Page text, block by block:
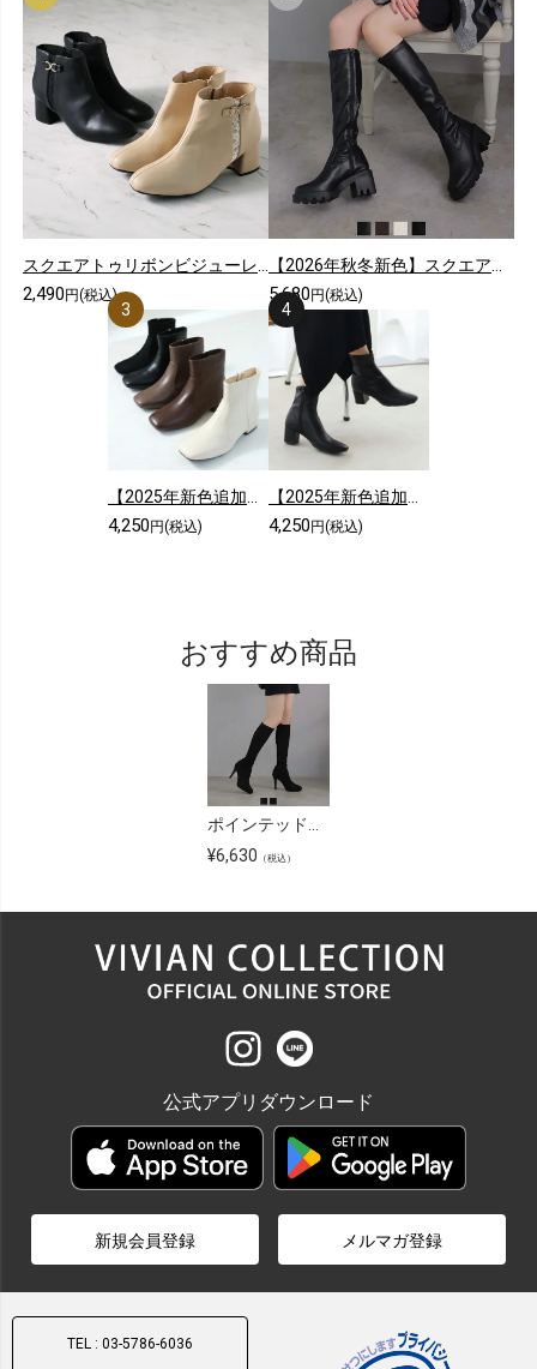
スクエアトゥリボンビジューレースショートブーツ
2,490 円(税込)
【2026年秋冬新色】スクエアトゥ厚底ストレッチロングブーツ
5,680 円(税込)
【2025年新色追加】スクエアトゥシンプルローヒールショートブーツ
4,250 円(税込)
【2025年新色追加】5cmヒール/スクエアトゥストレッチショートブーツ
4,250 円(税込)
おすすめ商品
ポインテッドトゥプラットフォームストレッチロングブーツ
¥6,630 （税込）
公式アプリダウンロード
新規会員登録 メルマガ登録
TEL : 03-5786-6036